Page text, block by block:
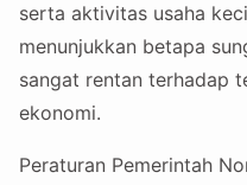
serta aktivitas usaha
menunjukkan betapa
sangat rentan terhadap
ekonomi.
Peraturan Pemerintah